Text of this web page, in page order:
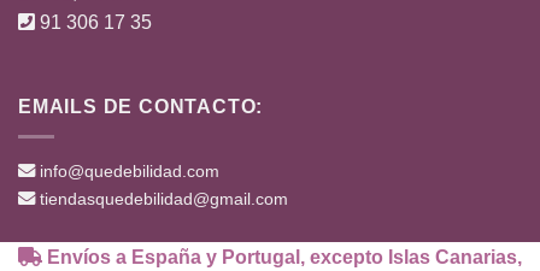
91 306 17 35
EMAILS DE CONTACTO:
info@quedebilidad.com
tiendasquedebilidad@gmail.com
Envíos a España y Portugal, excepto Islas Canarias,